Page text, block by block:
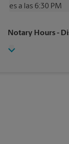
Domingo
es a las 6:30 PM
Jueves
Viernes
Notary Hours-